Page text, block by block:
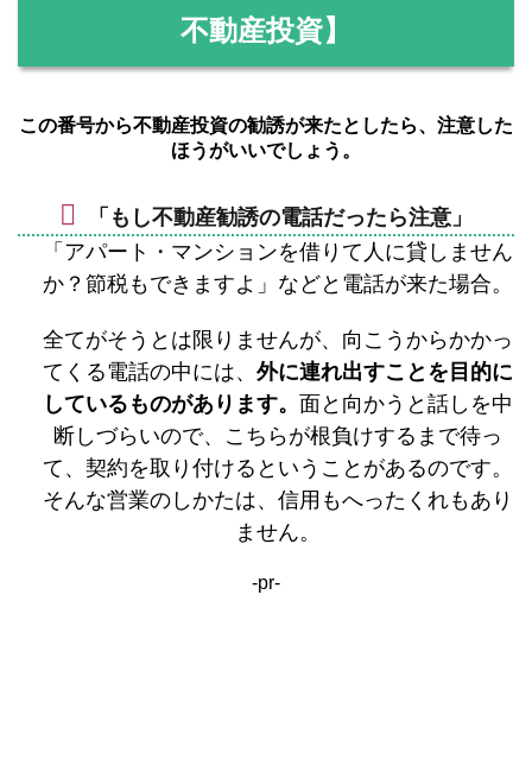
不動産投資】
この番号から不動産投資の勧誘が来たとしたら、注意した
ほうがいいでしょう。
「もし不動産勧誘の電話だったら注意」
「アパート・マンションを借りて人に貸しません
か？節税もできますよ」などと電話が来た場合。
全てがそうとは限りませんが、向こうからかかっ
てくる電話の中には、 外に連れ出すことを目的に
しているものがあります。 面と向かうと話しを中
断しづらいので、こちらが根負けするまで待っ
て、契約を取り付けるということがあるのです。
そんな営業のしかたは、信用もへったくれもあり
ません。
-pr-